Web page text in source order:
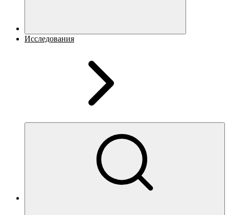
Исследования